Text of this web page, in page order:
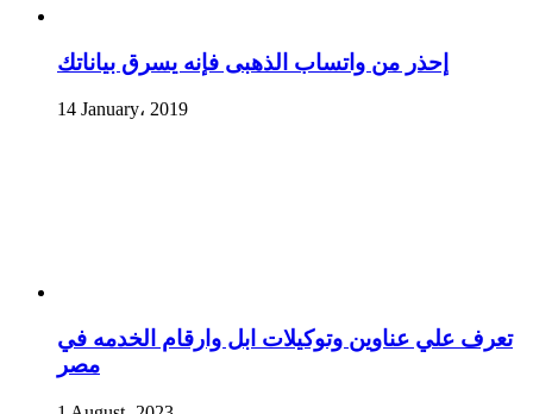
إحذر من واتساب الذهبى فإنه يسرق بياناتك
14 January، 2019
تعرف علي عناوين وتوكيلات ابل وارقام الخدمه في
مصر